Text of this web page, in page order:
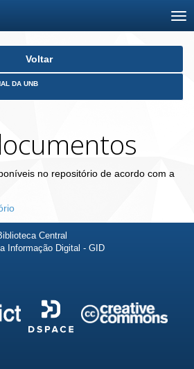
Voltar
DA UNB
no repositório de acordo com a
Central
Informação Digital - GID